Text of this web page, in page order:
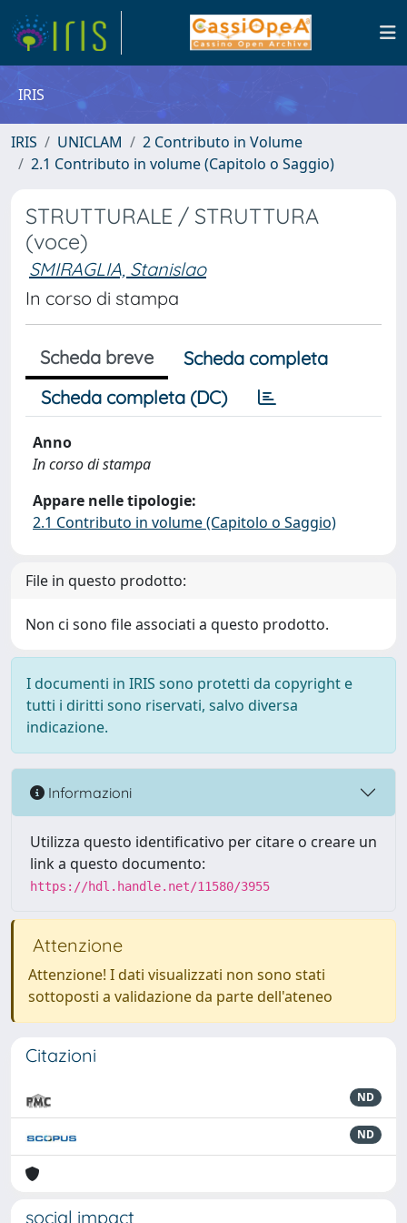
IRIS
IRIS UNICLAM
2 Contributo in Volume
2.1 Contributo in volume (Capitolo o Saggio)
STRUTTURALE / STRUTTURA
(voce)
SMIRAGLIA, Stanislao
In corso di stampa
Scheda breve
Scheda completa
Scheda completa (DC)
Anno
In corso di stampa
Appare nelle tipologie:
2.1 Contributo in volume (Capitolo o Saggio)
File in questo prodotto:
Non ci sono file associati a questo prodotto.
I documenti in IRIS sono protetti da copyright e
tutti i diritti sono riservati, salvo diversa
indicazione.
Informazioni
Utilizza questo identificativo per citare o creare un
link a questo documento:
https://hdl.handle.net/11580/3955
Attenzione
Attenzione! I dati visualizzati non sono stati
sottoposti a validazione da parte dell'ateneo
Citazioni
ND
ND
social impact